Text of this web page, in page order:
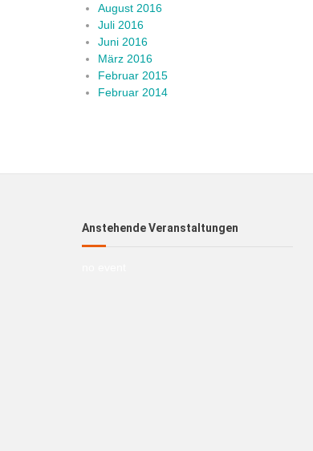
August 2016
Juli 2016
Juni 2016
März 2016
Februar 2015
Februar 2014
Anstehende Veranstaltungen